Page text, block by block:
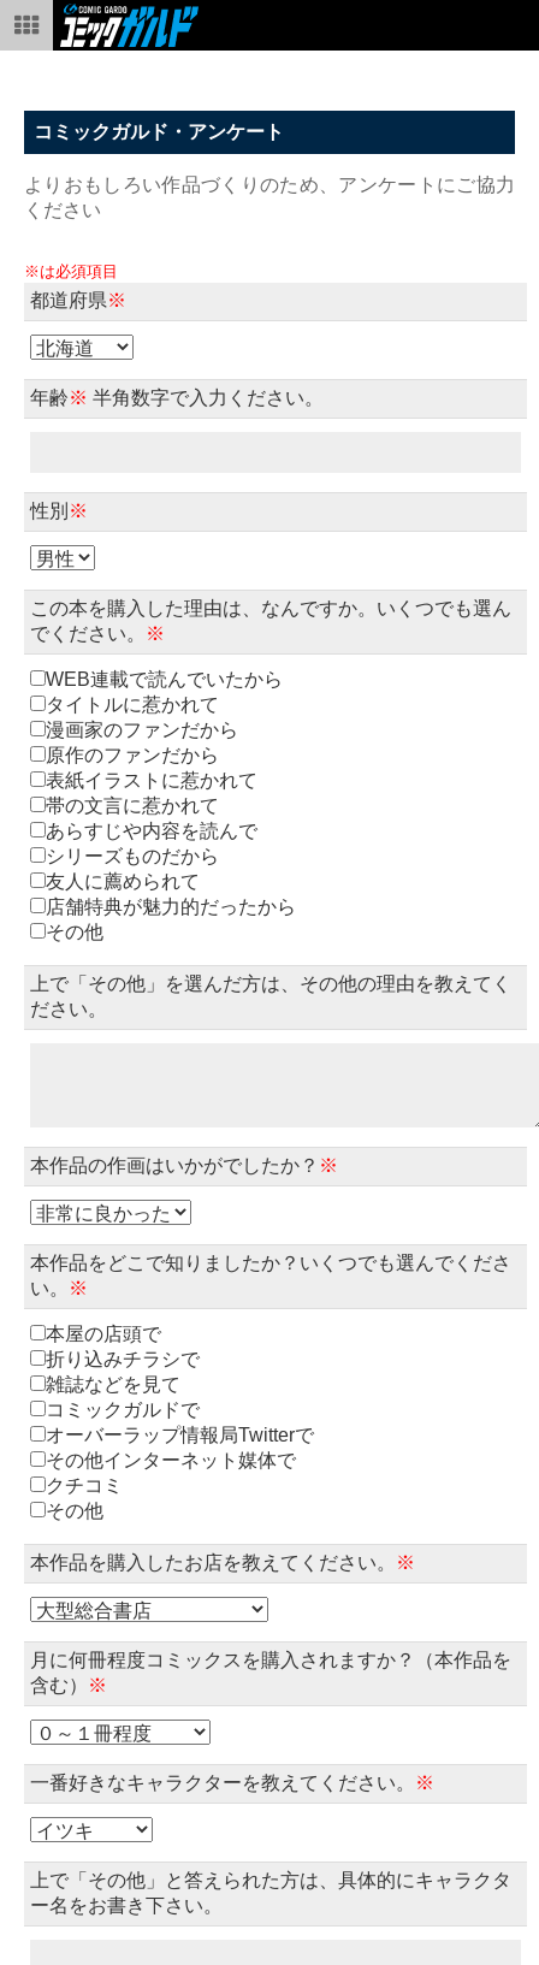
コミックガルド・アンケート
よりおもしろい作品づくりのため、アンケートにご協力
ください
※は必須項目
都道府県※
年齢※ 半角数字で入力ください。
性別 ※
この本を購入した理由は、なんですか。いくつでも選ん
でください。
※
WEB連載で読んでいたから
タイトルに惹かれて
漫画家のファンだから
原作のファンだから
表紙イラストに惹かれて
帯の文言に惹かれて
あらすじや内容を読んで
シリーズものだから
友人に薦められて
店舗特典が魅力的だったから
その他
上で「その他」を選んだ方は、その他の理由を教えてく
ださい。
本作品の作画はいかがでしたか？ ※
本作品をどこで知りましたか？いくつでも選んでくださ
い。
※
本屋の店頭で
折り込みチラシで
雑誌などを見て
コミックガルドで
オーバーラップ情報局Twitterで
その他インターネット媒体で
クチコミ
その他
本作品を購入したお店を教えてください。 ※
月に何冊程度コミックスを購入されますか？（本作品を
含む）
※
一番好きなキャラクターを教えてください。 ※
上で「その他」と答えられた方は、具体的にキャラクタ
ー名をお書き下さい。